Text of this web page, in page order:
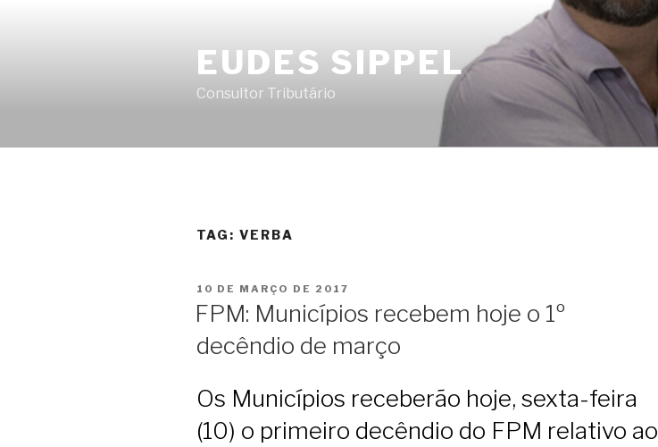
EUDES SIPPEL
Consultor Tributário
TAG: VERBA
PUBLICADO
10 DE MARÇO DE 2017
FPM: Municípios recebem hoje o 1º
decêndio de março
Os Municípios receberão hoje, sexta-feira
(10) o primeiro decêndio do FPM relativo ao